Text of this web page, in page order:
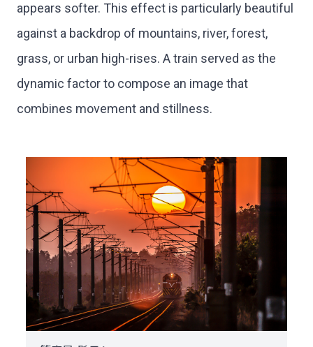
appears softer. This effect is particularly beautiful
against a backdrop of mountains, river, forest,
grass, or urban high-rises. A train served as the
dynamic factor to compose an image that
combines movement and stillness.